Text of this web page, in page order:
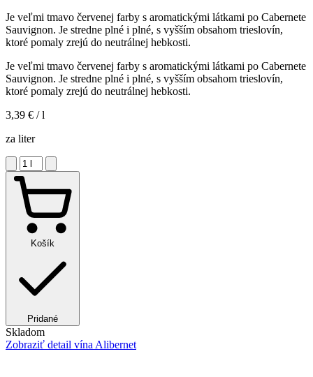
Je veľmi tmavo červenej farby s aromatickými látkami po Cabernete
Sauvignon. Je stredne plné i plné, s vyšším obsahom trieslovín,
ktoré pomaly zrejú do neutrálnej hebkosti.
Je veľmi tmavo červenej farby s aromatickými látkami po Cabernete
Sauvignon. Je stredne plné i plné, s vyšším obsahom trieslovín,
ktoré pomaly zrejú do neutrálnej hebkosti.
3,39 € / l
za liter
Košík
Pridané
Skladom
Zobraziť detail vína Alibernet